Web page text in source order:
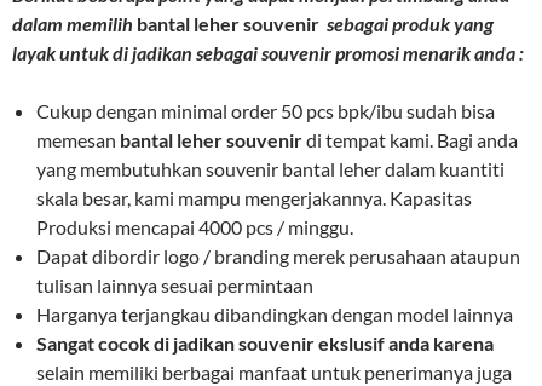
dalam memilih bantal leher souvenir sebagai produk yang
layak untuk di jadikan sebagai souvenir promosi menarik anda :
Cukup dengan minimal order 50 pcs bpk/ibu sudah bisa
memesan bantal leher souvenirdi tempat kami. Bagi anda
yang membutuhkan souvenir bantal leher dalam kuantiti
skala besar, kami mampu mengerjakannya. Kapasitas
Produksi mencapai 4000 pcs / minggu.
Dapat dibordir logo / branding merek perusahaan ataupun
tulisan lainnya sesuai permintaan
Harganya terjangkau dibandingkan dengan model lainnya
Sangat cocok di jadikan souvenir ekslusif anda karena
selain memiliki berbagai manfaat untuk penerimanya juga